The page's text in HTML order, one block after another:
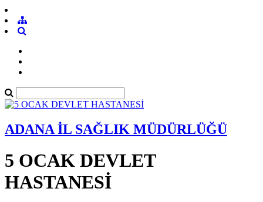
ADANA İL SAĞLIK MÜDÜRLÜĞÜ
5 OCAK DEVLET
HASTANESİ